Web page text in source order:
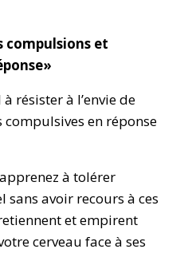
et
résister à l’envie de
en réponse
à tolérer
sans avoir recours à ces
et empirent
cerveau face à ses